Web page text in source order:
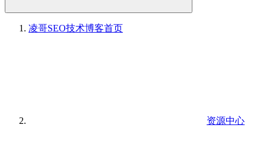
凌哥SEO技术博客首页
资源中心